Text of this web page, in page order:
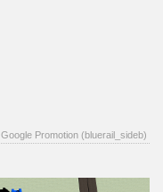
Google Promotion (bluerail_sideb)